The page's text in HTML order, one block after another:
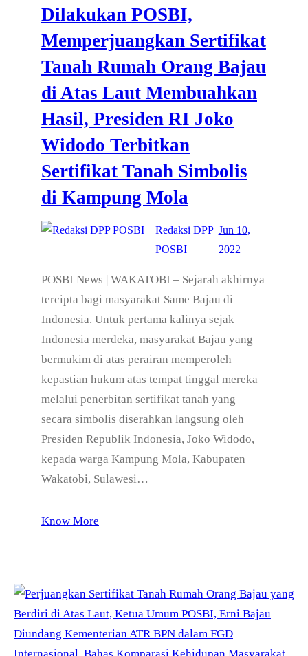
Dilakukan POSBI,
Memperjuangkan Sertifikat
Tanah Rumah Orang Bajau
di Atas Laut Membuahkan
Hasil, Presiden RI Joko
Widodo Terbitkan
Sertifikat Tanah Simbolis
di Kampung Mola
Redaksi DPP
POSBI
Jun 10,
2022
POSBI News | WAKATOBI – Sejarah akhirnya
tercipta bagi masyarakat Same Bajau di
Indonesia. Untuk pertama kalinya sejak
Indonesia merdeka, masyarakat Bajau yang
bermukim di atas perairan memperoleh
kepastian hukum atas tempat tinggal mereka
melalui penerbitan sertifikat tanah yang
secara simbolis diserahkan langsung oleh
Presiden Republik Indonesia, Joko Widodo,
kepada warga Kampung Mola, Kabupaten
Wakatobi, Sulawesi…
Know More